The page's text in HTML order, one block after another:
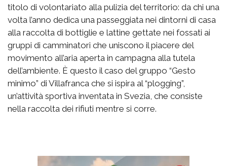
titolo di volontariato alla pulizia del territorio: da chi una
volta l’anno dedica una passeggiata nei dintorni di casa
alla raccolta di bottiglie e lattine gettate nei fossati ai
gruppi di camminatori che uniscono il piacere del
movimento all’aria aperta in campagna alla tutela
dell’ambiente. È questo il caso del gruppo “Gesto
minimo” di Villafranca che si ispira al “plogging”,
un’attività sportiva inventata in Svezia, che consiste
nella raccolta dei rifiuti mentre si corre.